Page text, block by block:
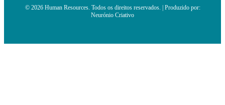
© 2026 Human Resources. Todos os direitos reservados. | Produzido por:
Neurónio Criativo